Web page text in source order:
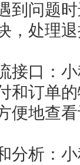
到问题
，处理
接口：
和订单
便地查
分析：